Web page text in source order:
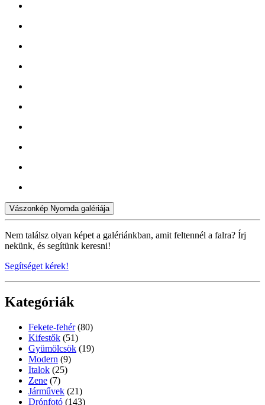
Vászonkép Nyomda galériája
Nem találsz olyan képet a galériánkban, amit feltennél a falra? Írj
nekünk, és segítünk keresni!
Segítséget kérek!
Kategóriák
Fekete-fehér (80)
Kifestők (51)
Gyümölcsök (19)
Modern (9)
Italok (25)
Zene (7)
Járművek (21)
Drónfotó (143)